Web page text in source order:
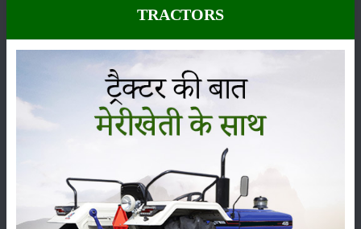
कीटनाशक पशुपालन
TRACTORS